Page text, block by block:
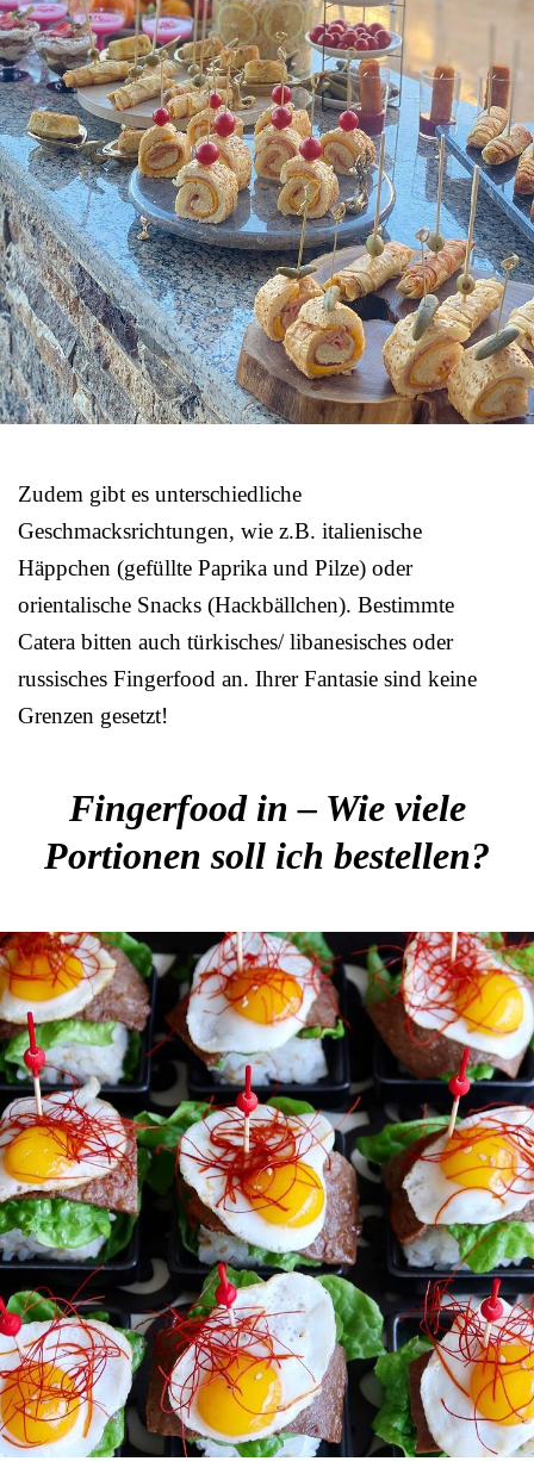
Zudem gibt es unterschiedliche
Geschmacksrichtungen, wie z.B. italienische
Häppchen (gefüllte Paprika und Pilze) oder
orientalische Snacks (Hackbällchen). Bestimmte
Catera bitten auch türkisches/ libanesisches oder
russisches Fingerfood an. Ihrer Fantasie sind keine
Grenzen gesetzt!
Fingerfood in – Wie viele
Portionen soll ich bestellen?